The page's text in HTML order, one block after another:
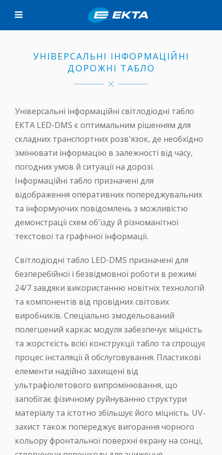
УНІВЕРСАЛЬНІ ІНФОРМАЦІЙНІ
ДОРОЖНІ ТАБЛО
Універсальні інформаційні світлодіодні табло
ЕКТА LED-DMS є оптимальним рішенням для
складних транспортних розв'язок, де необхідно
змінювати інформацію в залежності від часу,
погодних умов й ситуації на дорозі.
Інформаційні табло призначені для
відображення оперативних попереджувальних
та інформуючих повідомлень з можливістю
демонстрації схем об'їзду й різноманітної
текстової та графічної інформації.
Світлодіодні табло LED-DMS призначені для
безперебійної і безвідмовної роботи в режимі
24/7 завдяки використанню новітніх технологій
та компонентів від провідних світових
виробників. Спеціально змодельований
полегшений каркас модуля забезпечує міцність
та жорсткість всієї конструкції табло та спрощує
процес інсталяції й обслуговування. Пластикові
елементи надійно захищені від
ультрафіолетового випромінювання, що
запобігає фізичному руйнуванню структури
матеріалу та істотно збільшує його міцність. UV-
захист також попереджує вигорання чорного
кольору фронтальної поверхні екрану на сонці,